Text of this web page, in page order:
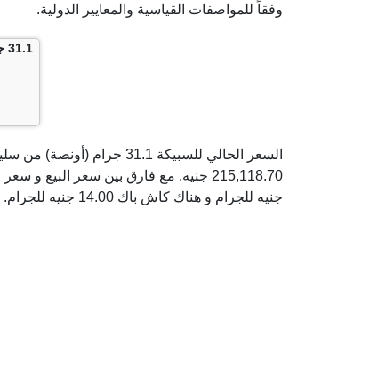
وفقاً للمواصفات القياسية والمعايير الدولية.
31.1 جرام (أونصة) سليمة جولد
جنيه للجرام و هناك كاش باك 14.00 جنيه للجرام.